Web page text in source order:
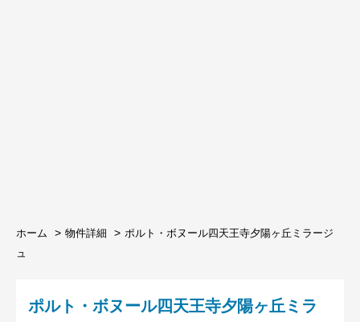
ホーム 物件詳細
ポルト・ボヌール四天王寺夕陽ヶ丘ミラージ
ュ
ポルト・ボヌール四天王寺夕陽ヶ丘ミラ